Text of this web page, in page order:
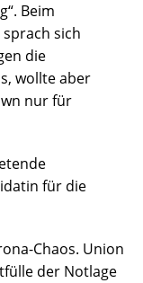
Beim
sich
die
wollte aber
nur für
für die
Chaos. Union
der Notlage